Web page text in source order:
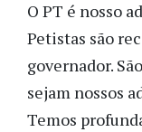
O PT é nosso
Petistas são
governador.
sejam nossos
Temos